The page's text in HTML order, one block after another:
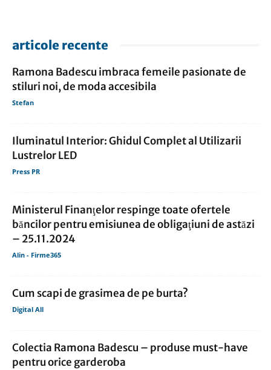
articole recente
Ramona Badescu imbraca femeile pasionate de
stiluri noi, de moda accesibila
Stefan
Iluminatul Interior: Ghidul Complet al Utilizarii
Lustrelor LED
Press PR
Ministerul Finanţelor respinge toate ofertele
băncilor pentru emisiunea de obligaţiuni de astăzi
– 25.11.2024
Alin - Firme365
Cum scapi de grasimea de pe burta?
Digital All
Colectia Ramona Badescu – produse must-have
pentru orice garderoba